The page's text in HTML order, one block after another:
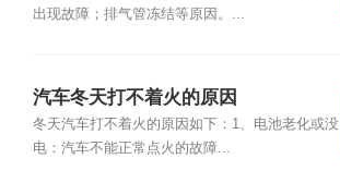
出现故障；排气管冻结等原因。...
汽车冬天打不着火的原因
冬天汽车打不着火的原因如下：1、电池老化或没
电：汽车不能正常点火的故障...